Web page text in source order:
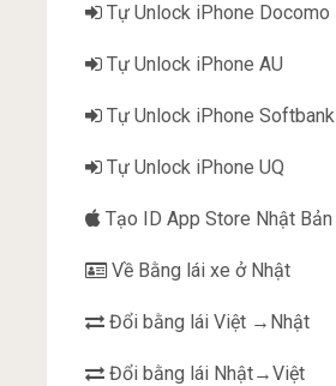
Tự Unlock iPhone Docomo
Tự Unlock iPhone AU
Tự Unlock iPhone Softbank
Tự Unlock iPhone UQ
Tạo ID App Store Nhật Bản
Về Bằng lái xe ở Nhật
Đổi bằng lái Việt →Nhật
Đổi bằng lái Nhật→Việt